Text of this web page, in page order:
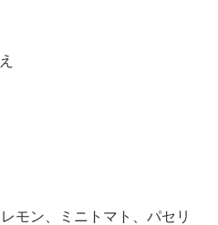
モン、ミニトマト、パセリ